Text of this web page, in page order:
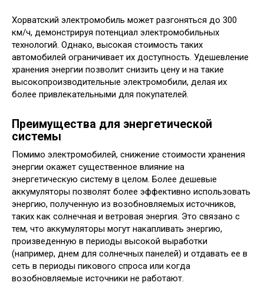
Хорватский электромобиль может разгоняться до 300
км/ч, демонстрируя потенциал электромобильных
технологий. Однако, высокая стоимость таких
автомобилей ограничивает их доступность. Удешевление
хранения энергии позволит снизить цену и на такие
высокопроизводительные электромобили, делая их
более привлекательными для покупателей.
Преимущества для энергетической
системы
Помимо электромобилей, снижение стоимости хранения
энергии окажет существенное влияние на
энергетическую систему в целом. Более дешевые
аккумуляторы позволят более эффективно использовать
энергию, полученную из возобновляемых источников,
таких как солнечная и ветровая энергия. Это связано с
тем, что аккумуляторы могут накапливать энергию,
произведенную в периоды высокой выработки
(например, днем для солнечных панелей) и отдавать ее в
сеть в периоды пикового спроса или когда
возобновляемые источники не работают.